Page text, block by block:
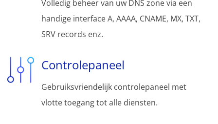
Volledig beheer van uw DNS zone via een
handige interface A, AAAA, CNAME, MX, TXT,
SRV records enz.
Controlepaneel
Gebruiksvriendelijk controlepaneel met
vlotte toegang tot alle diensten.